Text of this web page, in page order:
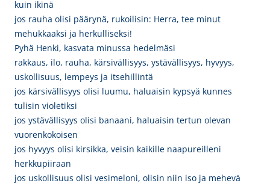
kuin ikinä
jos rauha olisi päärynä, rukoilisin: Herra, tee minut
mehukkaaksi ja herkulliseksi!
Pyhä Henki, kasvata minussa hedelmäsi
rakkaus, ilo, rauha, kärsivällisyys, ystävällisyys, hyvyys,
uskollisuus, lempeys ja itsehillintä
jos kärsivällisyys olisi luumu, haluaisin kypsyä kunnes
tulisin violetiksi
jos ystävällisyys olisi banaani, haluaisin tertun olevan
vuorenkokoisen
jos hyvyys olisi kirsikka, veisin kaikille naapureilleni
herkkupiiraan
jos uskollisuus olisi vesimeloni, olisin niin iso ja mehevä